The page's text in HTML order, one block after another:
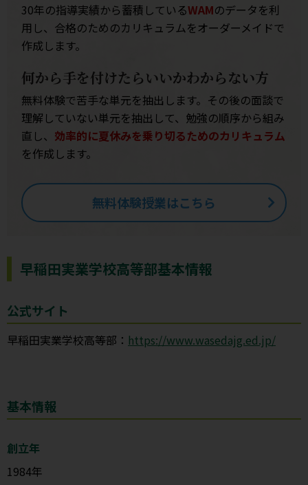
30年の指導実績から蓄積しているWAMのデータを利
用し、合格のためのカリキュラムをオーダーメイドで
作成します。
何から手を付けたらいいかわからない方
無料体験で苦手な単元を抽出します。その後の面談で
理解していない単元を抽出して、勉強の順序から組み
直し、 効率的に夏休みを乗り切るためのカリキュラム
を作成します。
無料体験授業はこちら
早稲田実業学校高等部基本情報
公式サイト
早稲田実業学校高等部： https://www.wasedajg.ed.jp/
基本情報
創立年
1984年